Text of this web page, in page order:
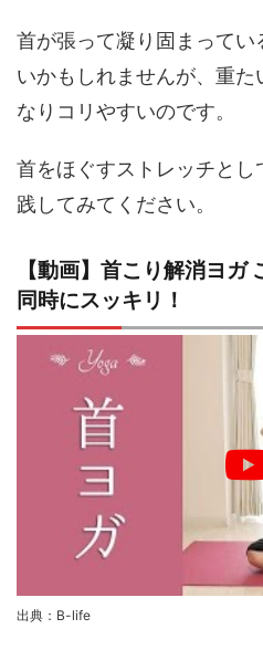
首が張って凝り固まって
いかもしれませんが、重
なりコリやすいのです。
首をほぐすストレッチと
践してみてください。
【動画】首こり解消ヨガ
同時にスッキリ！
出典：B-life